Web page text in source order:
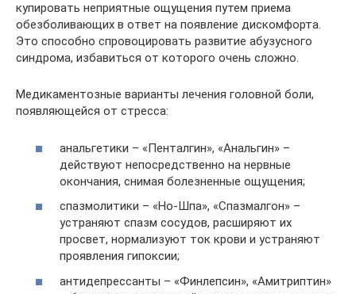
купировать неприятные ощущения путем приема
обезболивающих в ответ на появление дискомфорта.
Это способно спровоцировать развитие абузусного
синдрома, избавиться от которого очень сложно.
Медикаментозные варианты лечения головной боли,
появляющейся от стресса:
анальгетики – «Пенталгин», «Анальгин» –
действуют непосредственно на нервные
окончания, снимая болезненные ощущения;
спазмолитики – «Но-Шпа», «Спазмалгон» –
устраняют спазм сосудов, расширяют их
просвет, нормализуют ток крови и устраняют
проявления гипоксии;
антидепрессанты – «Финлепсин», «Амитриптин»